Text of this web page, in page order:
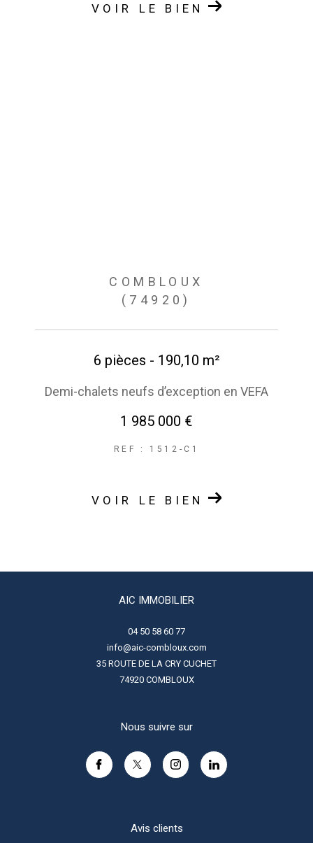
VOIR LE BIEN
COMBLOUX
(74920)
6 pièces - 190,10 m²
Demi-chalets neufs d’exception en VEFA
1 985 000 €
REF : 1512-C1
VOIR LE BIEN
AIC IMMOBILIER
04 50 58 60 77
info@aic-combloux.com
35 ROUTE DE LA CRY CUCHET
74920
COMBLOUX
Nous suivre sur
Avis clients